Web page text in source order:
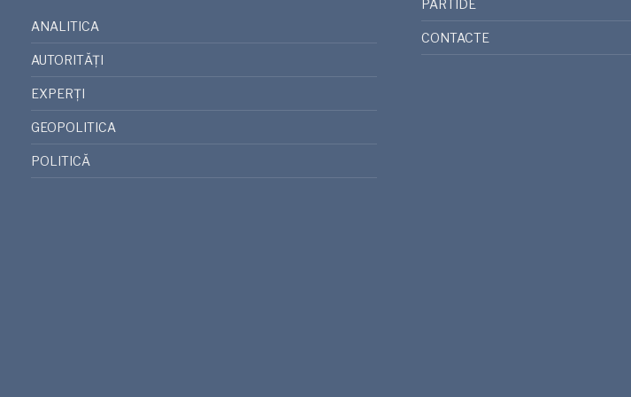
ANALITICA
AUTORITĂȚI
EXPERȚI
GEOPOLITICA
POLITICĂ
PARTIDE
CONTACTE